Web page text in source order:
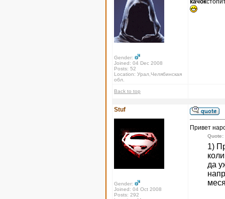
Gender:
Joined: 04 Dec 2008
Posts: 52
Location: Урал,Челябинская
обл.
качок
Back to top
Stuf
Gender:
Joined: 04 Oct 2008
Posts: 292
Привет
Quote:
1)
да